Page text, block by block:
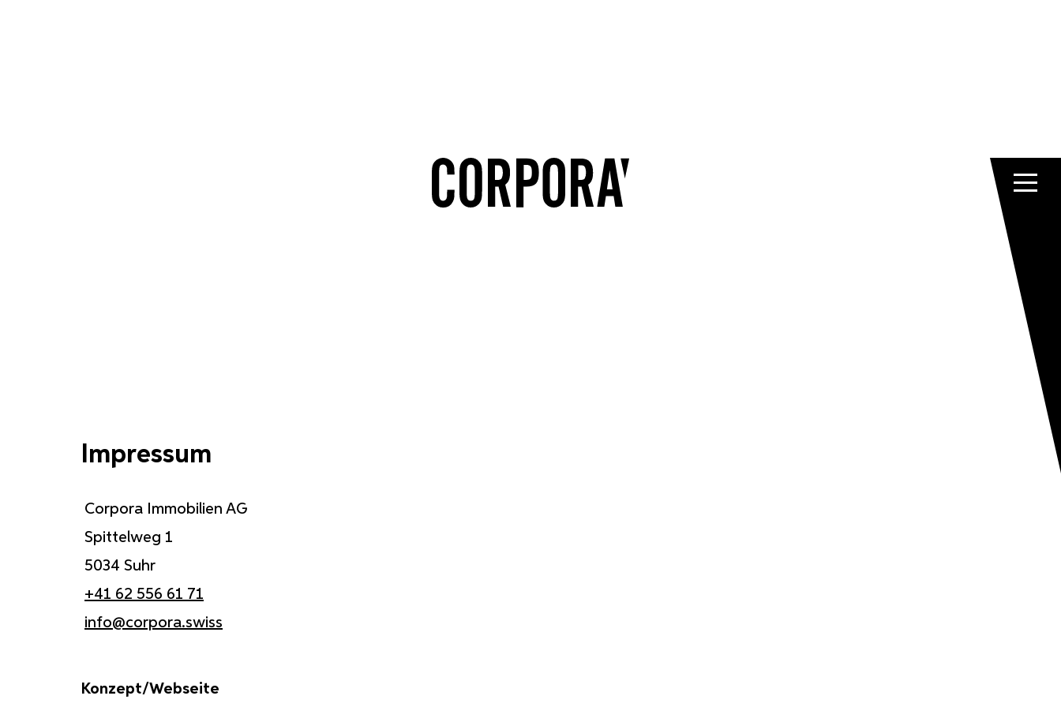
Impressum
Corpora Immobilien AG
Spittelweg 1
5034 Suhr
+41 62 556 61 71
info@corpora.swiss
Konzept/Webseite